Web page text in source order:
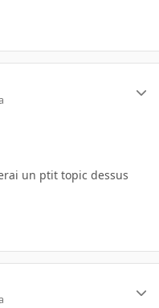
un ptit topic dessus